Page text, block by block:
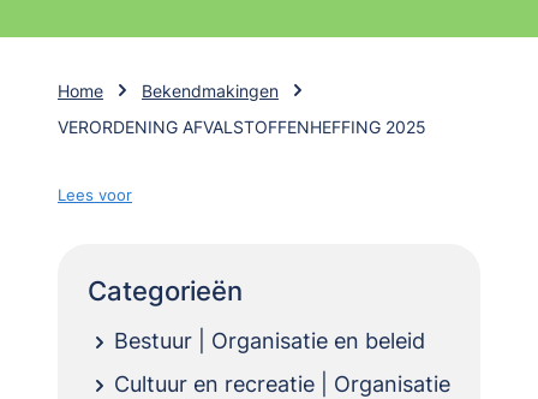
Home
Bekendmakingen
VERORDENING AFVALSTOFFENHEFFING 2025
Lees voor
Categorieën
Bestuur | Organisatie en beleid
Cultuur en recreatie | Organisatie